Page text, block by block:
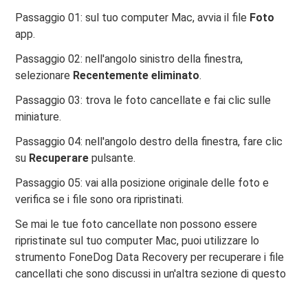
Passaggio 01: sul tuo computer Mac, avvia il file Foto
app.
Passaggio 02: nell'angolo sinistro della finestra,
selezionare Recentemente eliminato.
Passaggio 03: trova le foto cancellate e fai clic sulle
miniature.
Passaggio 04: nell'angolo destro della finestra, fare clic
su Recuperare pulsante.
Passaggio 05: vai alla posizione originale delle foto e
verifica se i file sono ora ripristinati.
Se mai le tue foto cancellate non possono essere
ripristinate sul tuo computer Mac, puoi utilizzare lo
strumento FoneDog Data Recovery per recuperare i file
cancellati che sono discussi in un'altra sezione di questo